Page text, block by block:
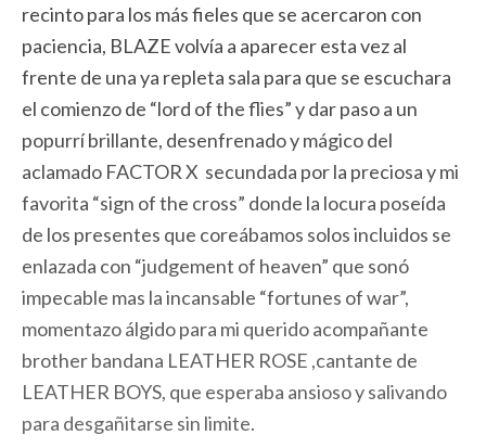
recinto para los más fieles que se acercaron con
paciencia, BLAZE volvía a aparecer esta vez al
frente de una ya repleta sala para que se escuchara
el comienzo de “lord of the flies” y dar paso a un
popurrí brillante, desenfrenado y mágico del
aclamado FACTOR X secundada por la preciosa y mi
favorita “sign of the cross” donde la locura poseída
de los presentes que coreábamos solos incluidos se
enlazada con “judgement of heaven” que sonó
impecable mas la incansable “fortunes of war”,
momentazo álgido para mi querido acompañante
brother bandana LEATHER ROSE ,cantante de
LEATHER BOYS, que esperaba ansioso y salivando
para desgañitarse sin limite.